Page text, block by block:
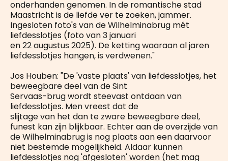
onderhanden genomen. In de romantische stad
Maastricht is de liefde ver te zoeken, jammer.
Ingesloten foto's van de Wilhelminabrug mét
liefdesslotjes (foto van 3 januari
en 22 augustus 2025). De ketting waaraan al jaren
liefdesslotjes hangen, is verdwenen."
Jos Houben: "De 'vaste plaats' van liefdesslotjes, het
beweegbare deel van de Sint
Servaas-brug wordt steevast ontdaan van
liefdesslotjes. Men vreest dat de
slijtage van het dan te zware beweegbare deel,
funest kan zijn blijkbaar. Echter aan de overzijde van
de Wilhelminabrug is nog plaats aan een daarvoor
niet bestemde mogelijkheid. Aldaar kunnen
liefdesslotjes nog 'afgesloten' worden (het mag